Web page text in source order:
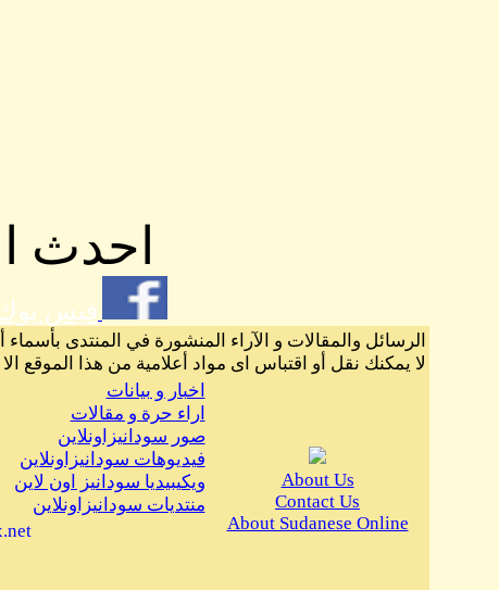
احدث
فيس
الرسائل والمقالات و الآراء المنشورة في المنتدى
لا يمكنك نقل أو اقتباس اى مواد أعلامية من هذا الموقع
About Us
Contact Us
About Sudanese Online
اخبار و بيانات
اراء حرة و مقالات
صور سودانيزاونلاين
فيديوهات سودانيزاونلاين
ويكيبيديا سودانيز اون لاين
منتديات سودانيزاونلاين